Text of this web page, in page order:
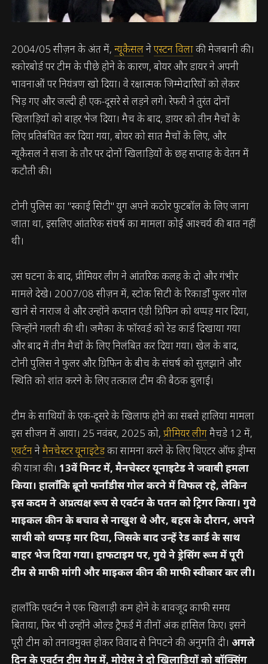
2004/05 सीज़न के अंत में,न्यूकैसलनेएस्टन विलाकी मेजबानी की।
स्कोरबोर्ड पर टीम के पीछे होने के कारण, बोयर और डायर ने अपनी
भावनाओं पर नियंत्रण खो दिया। वे रक्षात्मक जिम्मेदारियों को लेकर
भिड़ गए और जल्दी ही एक-दूसरे से लड़ने लगे। रेफरी ने तुरंत दोनों
खिलाड़ियों को बाहर भेज दिया। मैच के बाद, डायर को तीन मैचों के
लिए प्रतिबंधित कर दिया गया, बोयर को सात मैचों के लिए, और
न्यूकैसल ने सजा के तौर पर दोनों खिलाड़ियों के छह सप्ताह के वेतन में
कटौती की।
टोनी पुलिस का "स्काई सिटी" युग अपने कठोर फुटबॉल के लिए जाना
जाता था, इसलिए आंतरिक संघर्ष का मामला कोई आश्चर्य की बात नहीं
थी।
उस घटना के बाद, प्रीमियर लीग ने आंतरिक कलह के दो और गंभीर
मामले देखे। 2007/08 सीज़न में, स्टोक सिटी के रिकार्डो फुलर गोल
खाने से नाराज थे और उन्होंने कप्तान एंडी ग्रिफिन को थप्पड़ मार दिया,
जिन्होंने गलती की थी। जमैका के फॉरवर्ड को रेड कार्ड दिखाया गया
और बाद में तीन मैचों के लिए निलंबित कर दिया गया। खेल के बाद,
टोनी पुलिस ने फुलर और ग्रिफिन के बीच के संघर्ष को सुलझाने और
स्थिति को शांत करने के लिए तत्काल टीम की बैठक बुलाई।
टीम के साथियों के एक-दूसरे के खिलाफ होने का सबसे हालिया मामला
इस सीजन में आया। 25 नवंबर, 2025 को,प्रीमियर लीगमैचडे 12 में,
एवर्टननेमैनचेस्टर यूनाइटेडका सामना करने के लिए थिएटर ऑफ ड्रीम्स
की यात्रा की।13वें मिनट में, मैनचेस्टर यूनाइटेड ने जवाबी हमला
किया। हालाँकि ब्रूनो फर्नांडीस गोल करने में विफल रहे, लेकिन
इस कदम ने अप्रत्यक्ष रूप से एवर्टन के पतन को ट्रिगर किया। गुये
माइकल कीन के बचाव से नाखुश थे और, बहस के दौरान, अपने
साथी को थप्पड़ मार दिया, जिसके बाद उन्हें रेड कार्ड के साथ
बाहर भेज दिया गया। हाफटाइम पर, गुये ने ड्रेसिंग रूम में पूरी
टीम से माफी मांगी और माइकल कीन की माफी स्वीकार कर ली।
हालाँकि एवर्टन ने एक खिलाड़ी कम होने के बावजूद काफी समय
बिताया, फिर भी उन्होंने ओल्ड ट्रैफर्ड में तीनों अंक हासिल किए। इसने
पूरी टीम को तनावमुक्त होकर विवाद से निपटने की अनुमति दी। अगले
दिन के एवर्टन टीम गेम में, मोयेस ने दो खिलाड़ियों को बॉक्सिंग